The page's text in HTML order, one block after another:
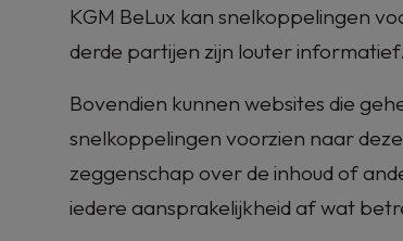
KGM BeLux kan snelkoppelingen
derde partijen zijn louter informatief.
Bovendien kunnen websites die
snelkoppelingen voorzien naar
zeggenschap over de inhoud of
iedere aansprakelijkheid af wat